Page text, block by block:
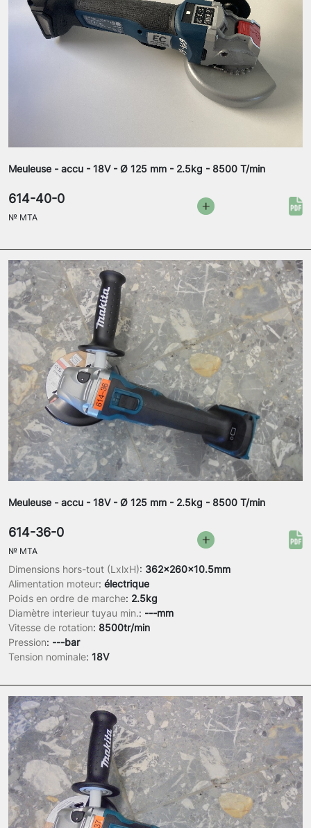
Meuleuse - accu - 18V - Ø 125 mm - 2.5kg - 8500 T/min
614-40-0
№ MTA
Meuleuse - accu - 18V - Ø 125 mm - 2.5kg - 8500 T/min
Dimensions hors-tout (LxlxH): 362x260x10.5mm
Alimentation moteur: électrique
Poids en ordre de marche: 2.5kg
Diamètre interieur tuyau min.: ---mm
Vitesse de rotation: 8500tr/min
Pression: ---bar
Tension nominale: 18V
614-36-0
№ MTA